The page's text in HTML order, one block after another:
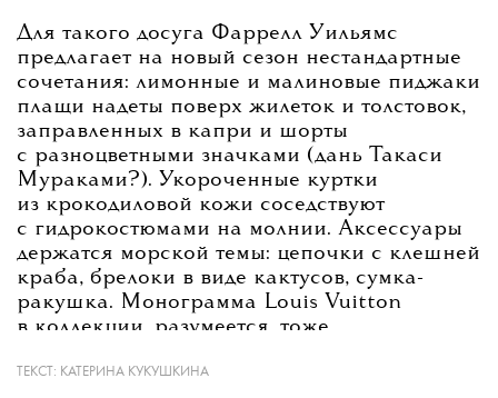
Для такого досуга Фаррелл Уильямс
предлагает на новый сезон нестандартные
сочетания: лимонные и малиновые пиджаки
плащи надеты поверх жилеток и толстовок,
заправленных в капри и шорты
с разноцветными значками (дань Такаси
Мураками?). Укороченные куртки
из крокодиловой кожи соседствуют
с гидрокостюмами на молнии. Аксессуары
держатся морской темы: цепочки с клешней
краба, брелоки в виде кактусов, сумка-
ракушка. Монограмма Louis Vuitton
в коллекции, разумеется, тоже
серфинга.
ТЕКСТ: КАТЕРИНА КУКУШКИНА